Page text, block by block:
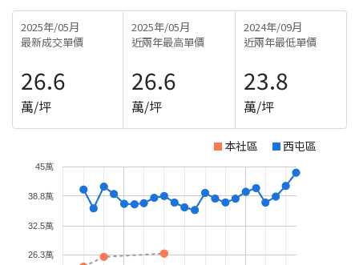
2025年/05月
最新成交單價
26.6
萬/坪
2025年/05月
近兩年最高單價
26.6
萬/坪
2024年/09月
近兩年最低單價
23.8
萬/坪
本社區 西屯區
26.3萬
32.5萬
38.8萬
45萬